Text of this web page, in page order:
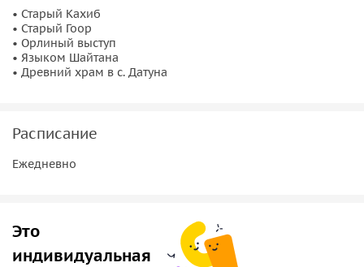
Еще один заброшенный аул Дагестана — Гоор —
расположен на краю отвесной пропасти. Непреступное
селение с необычной архитектурой будто перемещает нас
скидывали камни на врагов, а к их стенами пристроены
гостей.
• Старый Кахиб
• Старый Гоор
• Орлиный выступ
• Языком Шайтана
• Древний храм в с. Датуна
Расписание
Ежедневно
Это
индивидуальная